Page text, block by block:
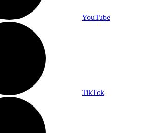
YouTube
TikTok